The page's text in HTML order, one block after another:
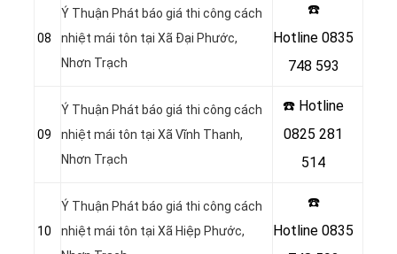
08
Ý Thuận Phát báo giá thi công cách
nhiệt mái tôn tại Xã Đại Phước,
Nhơn Trạch
☎️
Hotline 0835
748 593
09
Ý Thuận Phát báo giá thi công cách
nhiệt mái tôn tại Xã Vĩnh Thanh,
Nhơn Trạch
☎️ Hotline
0825 281
514
10
Ý Thuận Phát báo giá thi công cách
nhiệt mái tôn tại Xã Hiệp Phước,
☎️
Hotline 0835